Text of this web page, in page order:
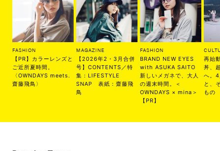
FASHION
【PR】カラーレンズと
ご近所夏時間。
〈OWNDAYS meets.
齋藤飛鳥〉
MAGAZINE
【2026年2・3月合併
号】CONTENTS／特
集：LIFESTYLE
SNAP 表紙：齋藤飛
鳥
FASHION
BRAND NEW EYES
with ASUKA SAITO
新しいメガネで、大人
の週末時間。＜
OWNDAYS × mina＞
【PR】
再始
丼、
へ。
と、
もの